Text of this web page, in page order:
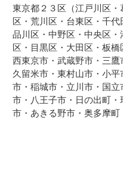
東京都２３区（江戸川区
区・荒川区・台東区・千
品川区・中野区・中央区
区・目黒区・大田区・板橋
西東京市・武蔵野市・三
久留米市・東村山市・小
市・稲城市・立川市・国
市・八王子市・日の出町
市・あきる野市・奥多摩